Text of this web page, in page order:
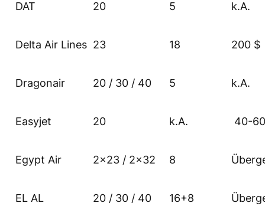
DAT 20 5 k.A.
Delta Air Lines 23 18 200 $
Dragonair 20 / 30 / 40 5 k.A.
Easyjet 20 k.A. 40-
Egypt Air 2×23 / 2×32 8
EL AL 20 / 30 / 40 16+8